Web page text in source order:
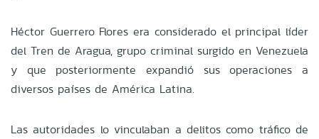
Héctor Guerrero Flores era considerado el principal líder
del Tren de Aragua, grupo criminal surgido en Venezuela
y que posteriormente expandió sus operaciones a
diversos países de América Latina.
Las autoridades lo vinculaban a delitos como tráfico de